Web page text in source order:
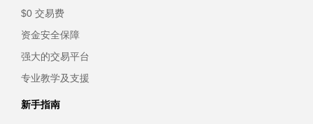
$0 交易费
资金安全保障
强大的交易平台
专业教学及支援
新手指南